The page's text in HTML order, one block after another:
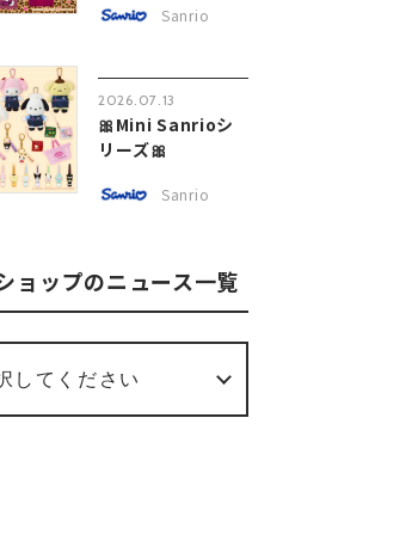
Sanrio
2026.07.13
🎀Mini Sanrioシ
リーズ🎀
Sanrio
ョップのニュース一覧